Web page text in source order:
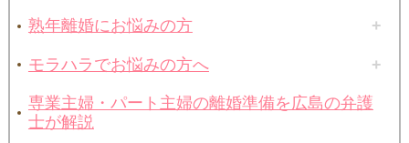
熟年離婚にお悩みの方
モラハラでお悩みの方へ
専業主婦・パート主婦の離婚準備を広島の弁護
士が解説